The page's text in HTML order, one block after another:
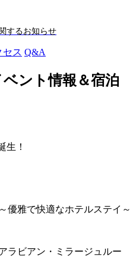
するお知らせ
セス Q&A
ベント情報＆宿泊
生！
優雅で快適なホテルステイ～
ラビアン・ミラージュルー